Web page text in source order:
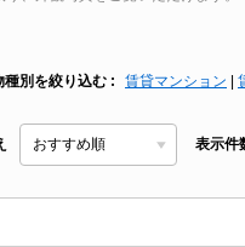
種別を絞り込む 賃貸マンション
表示件